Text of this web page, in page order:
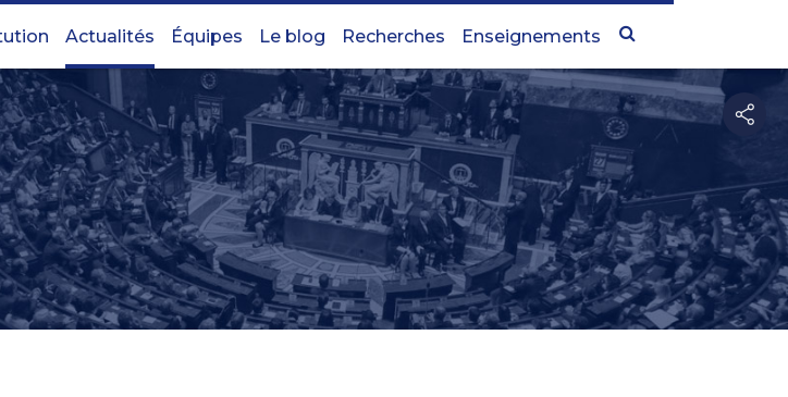
Actualités Équipes Le blog Recherches Enseignements